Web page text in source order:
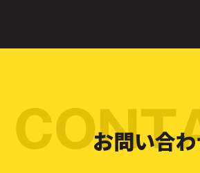
お問い合